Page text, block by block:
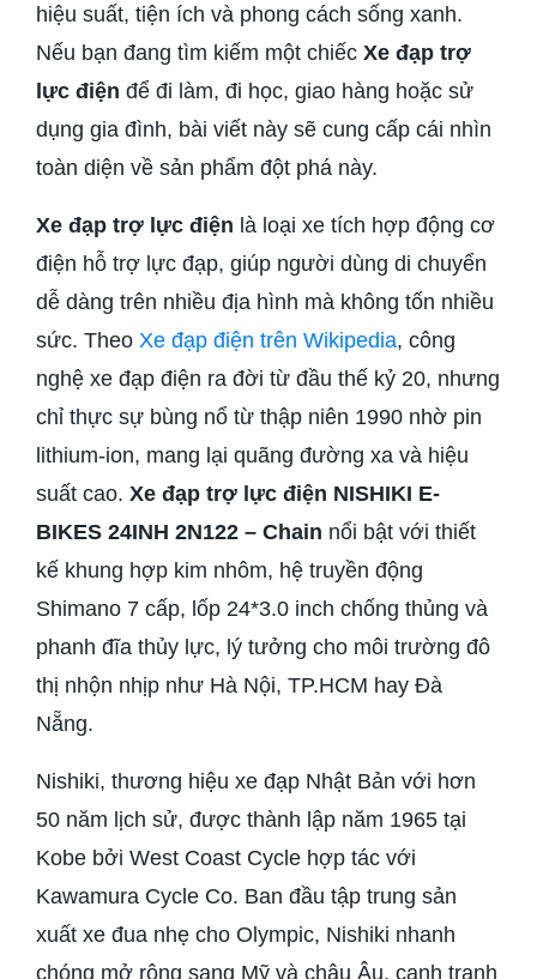
hiệu suất, tiện ích và phong cách sống xanh.
Nếu bạn đang tìm kiếm một chiếc Xe đạp trợ
lực điện để đi làm, đi học, giao hàng hoặc sử
dụng gia đình, bài viết này sẽ cung cấp cái nhìn
toàn diện về sản phẩm đột phá này.
Xe đạp trợ lực điện là loại xe tích hợp động cơ
điện hỗ trợ lực đạp, giúp người dùng di chuyển
dễ dàng trên nhiều địa hình mà không tốn nhiều
sức. Theo Xe đạp điện trên Wikipedia, công
nghệ xe đạp điện ra đời từ đầu thế kỷ 20, nhưng
chỉ thực sự bùng nổ từ thập niên 1990 nhờ pin
lithium-ion, mang lại quãng đường xa và hiệu
suất cao. Xe đạp trợ lực điện NISHIKI E-
BIKES 24INH 2N122 – Chain nổi bật với thiết
kế khung hợp kim nhôm, hệ truyền động
Shimano 7 cấp, lốp 24*3.0 inch chống thủng và
phanh đĩa thủy lực, lý tưởng cho môi trường đô
thị nhộn nhịp như Hà Nội, TP.HCM hay Đà
Nẵng.
Nishiki, thương hiệu xe đạp Nhật Bản với hơn
50 năm lịch sử, được thành lập năm 1965 tại
Kobe bởi West Coast Cycle hợp tác với
Kawamura Cycle Co. Ban đầu tập trung sản
xuất xe đua nhẹ cho Olympic, Nishiki nhanh
chóng mở rộng sang Mỹ và châu Âu, cạnh tranh